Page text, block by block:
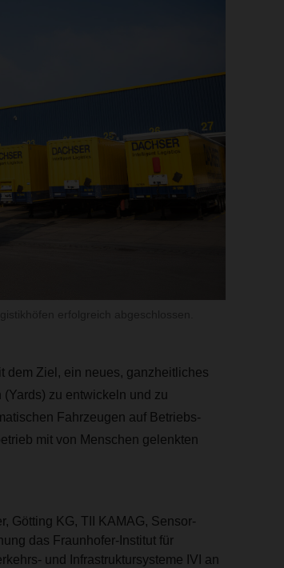
dem Ziel, ein neues, ganzheitliches
zu entwickeln und zu
Fahrzeugen auf Betriebs-
mit von Menschen gelenkten
Götting KG, TII KAMAG, Sensor-
das Fraunhofer-Institut für
und Infrastruktursysteme IVI an